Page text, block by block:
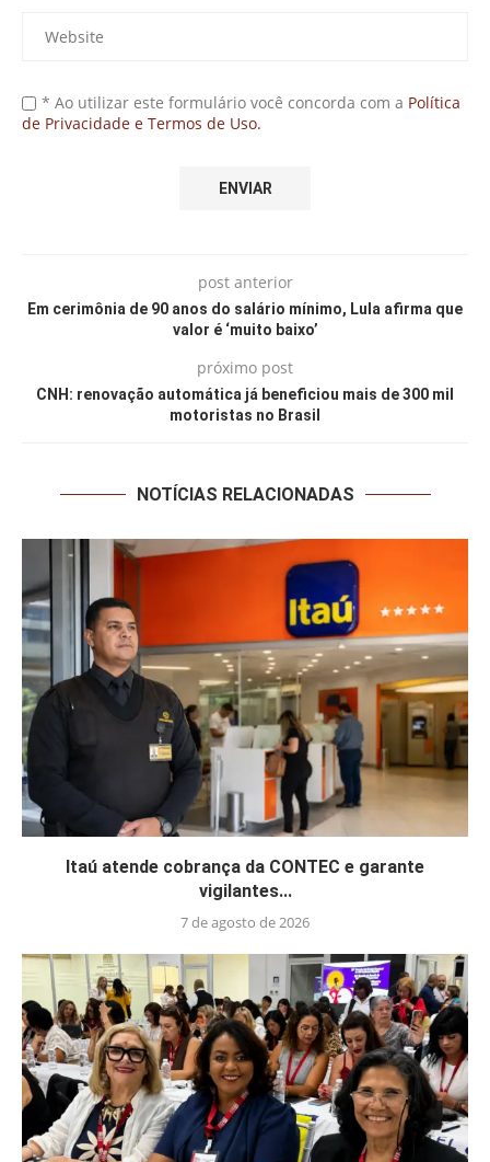
* Ao utilizar este formulário você concorda com a Política
de Privacidade e Termos de Uso.
post anterior
Em cerimônia de 90 anos do salário mínimo, Lula afirma que
valor é ‘muito baixo’
próximo post
CNH: renovação automática já beneficiou mais de 300 mil
motoristas no Brasil
NOTÍCIAS RELACIONADAS
Itaú atende cobrança da CONTEC e garante
vigilantes...
7 de agosto de 2026